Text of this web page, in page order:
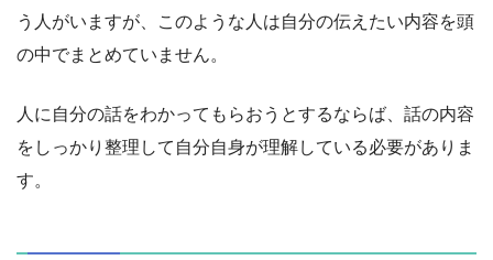
う人がいますが、このような人は自分の伝えたい内容を頭
の中でまとめていません。
人に自分の話をわかってもらおうとするならば、話の内容
をしっかり整理して自分自身が理解している必要がありま
す。